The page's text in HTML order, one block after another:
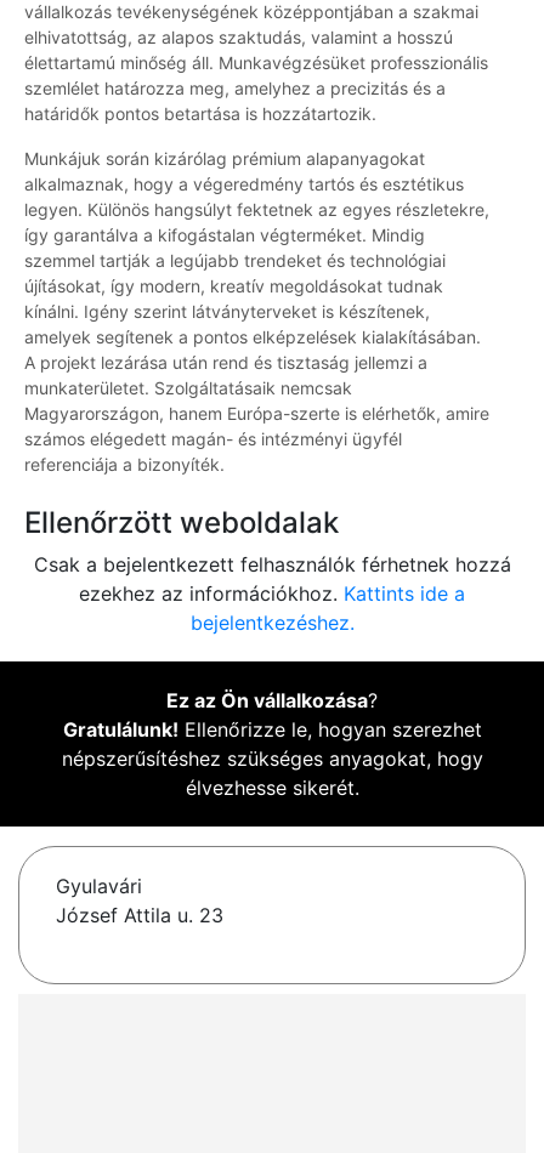
vállalkozás tevékenységének középpontjában a szakmai
elhivatottság, az alapos szaktudás, valamint a hosszú
élettartamú minőség áll. Munkavégzésüket professzionális
szemlélet határozza meg, amelyhez a precizitás és a
határidők pontos betartása is hozzátartozik.
Munkájuk során kizárólag prémium alapanyagokat
alkalmaznak, hogy a végeredmény tartós és esztétikus
legyen. Különös hangsúlyt fektetnek az egyes részletekre,
így garantálva a kifogástalan végterméket. Mindig
szemmel tartják a legújabb trendeket és technológiai
újításokat, így modern, kreatív megoldásokat tudnak
kínálni. Igény szerint látványterveket is készítenek,
amelyek segítenek a pontos elképzelések kialakításában.
A projekt lezárása után rend és tisztaság jellemzi a
munkaterületet. Szolgáltatásaik nemcsak
Magyarországon, hanem Európa-szerte is elérhetők, amire
számos elégedett magán- és intézményi ügyfél
referenciája a bizonyíték.
Ellenőrzött weboldalak
Csak a bejelentkezett felhasználók férhetnek hozzá
ezekhez az információkhoz. Kattints ide a
bejelentkezéshez.
Ez az Ön vállalkozása?
Gratulálunk! Ellenőrizze le, hogyan szerezhet
népszerűsítéshez szükséges anyagokat, hogy
élvezhesse sikerét.
Gyulavári
József Attila u. 23